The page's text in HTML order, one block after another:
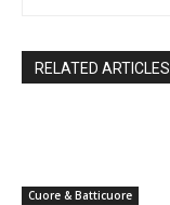
RELATED ARTICLES
Cuore & Batticuore